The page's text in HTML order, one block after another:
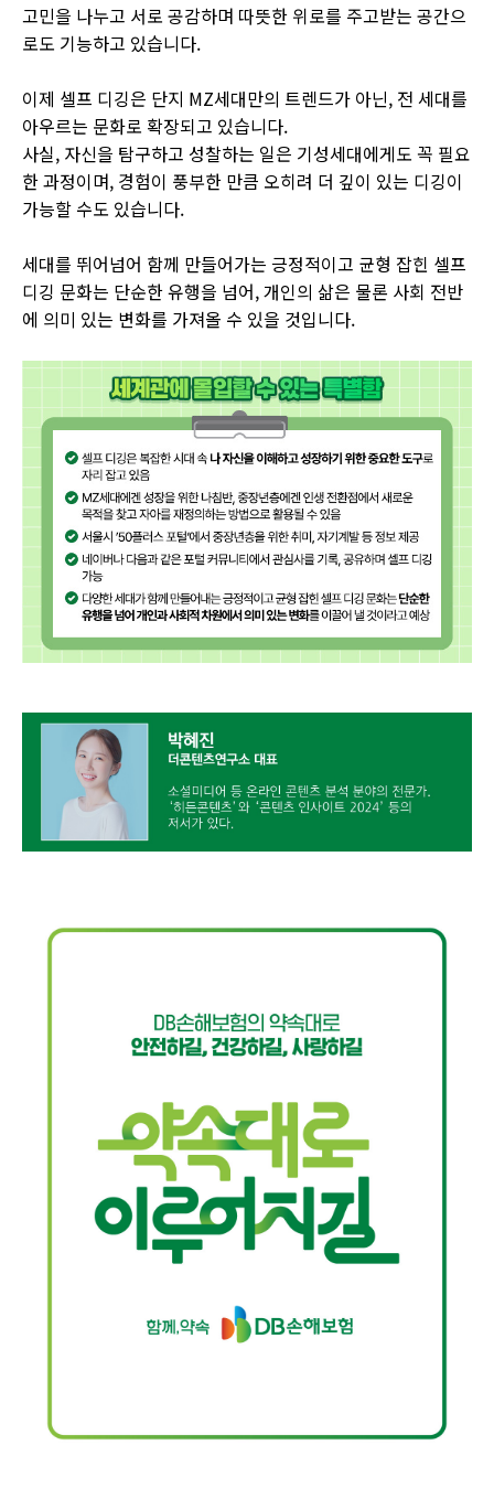
고민을 나누고 서로 공감하며 따뜻한 위로를 주고받는 공간으
로도 기능하고 있습니다.
이제 셀프 디깅은 단지 MZ세대만의 트렌드가 아닌, 전 세대를
아우르는 문화로 확장되고 있습니다.
사실, 자신을 탐구하고 성찰하는 일은 기성세대에게도 꼭 필요
한 과정이며, 경험이 풍부한 만큼 오히려 더 깊이 있는 디깅이
가능할 수도 있습니다.
세대를 뛰어넘어 함께 만들어가는 긍정적이고 균형 잡힌 셀프
디깅 문화는 단순한 유행을 넘어, 개인의 삶은 물론 사회 전반
에 의미 있는 변화를 가져올 수 있을 것입니다.